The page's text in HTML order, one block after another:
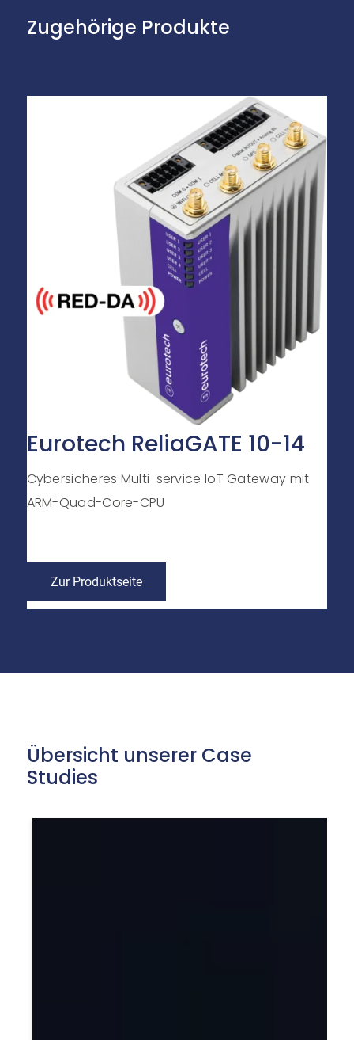
Zugehörige Produkte
Eurotech ReliaGATE 10-14
Cybersicheres Multi-service IoT Gateway mit
ARM-Quad-Core-CPU
Zur Produktseite
Übersicht unserer Case
Studies